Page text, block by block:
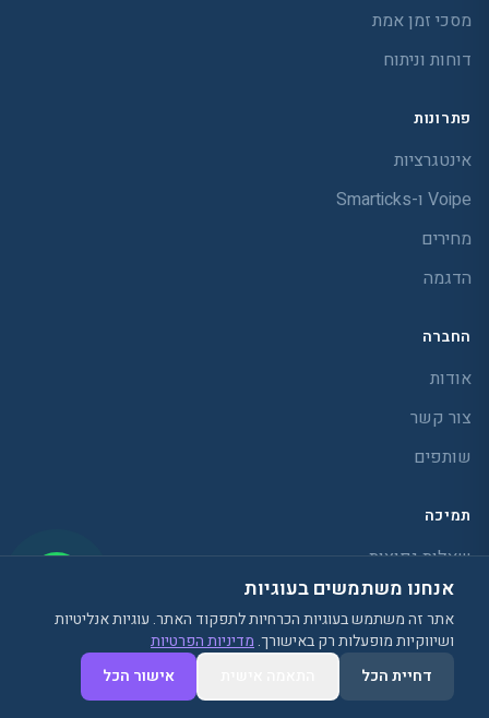
מסכי זמן אמת
דוחות וניתוח
פתרונות
אינטגרציות
Voipe ו-Smarticks
מחירים
הדגמה
החברה
אודות
צור קשר
שותפים
תמיכה
שאלות נפוצות
מדריכים
בלוג
השוואת מרכזיות בענן
אנחנו משתמשים בעוגיות
אתר זה משתמש בעוגיות הכרחיות לתפקוד האתר. עוגיות אנליטיות
ושיווקיות מופעלות רק באישורך. מדיניות הפרטיות
דחיית הכל
אישור הכל